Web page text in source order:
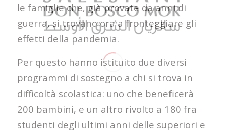
le famiglie che, già provate da anni di
guerra, si trovano ora a fronteggiare gli
effetti della pandemia.
Per questo hanno istituito due diversi
programmi di sostegno a chi si trova in
difficoltà scolastica: uno che beneficerà
200 bambini, e un altro rivolto a 180 fra
studenti degli ultimi anni delle superiori e